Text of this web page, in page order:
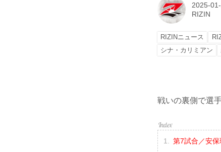
2025-
RIZIN
RIZINニュース
シナ・カリミアン
戦いの裏側で選
第7試合／安